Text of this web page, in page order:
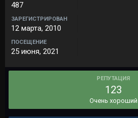
487
ЗАРЕГИСТРИРОВАН
12 марта, 2010
ПОСЕЩЕНИЕ
25 июня, 2021
РЕПУТАЦИЯ
123
Очень хороший